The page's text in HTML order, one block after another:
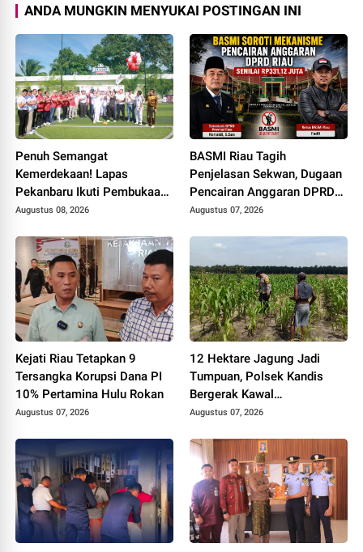
ANDA MUNGKIN MENYUKAI POSTINGAN INI
Penuh Semangat
Kemerdekaan! Lapas
Pekanbaru Ikuti Pembukaan
Pekan Olahraga Ditjenpas
Augustus 08, 2026
BASMI Riau Tagih
Penjelasan Sekwan, Dugaan
Pencairan Anggaran DPRD
Tanpa Prosedur Tuai
Augustus 07, 2026
Kejati Riau Tetapkan 9
Tersangka Korupsi Dana PI
10% Pertamina Hulu Rokan
Augustus 07, 2026
12 Hektare Jagung Jadi
Tumpuan, Polsek Kandis
Bergerak Kawal
Swasembada Pangan
Augustus 07, 2026